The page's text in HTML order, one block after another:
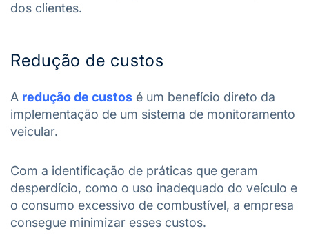
dos clientes.
Redução de custos
A redução de custos é um benefício direto da
implementação de um sistema de monitoramento
veicular.
Com a identificação de práticas que geram
desperdício, como o uso inadequado do veículo e
o consumo excessivo de combustível, a empresa
consegue minimizar esses custos.